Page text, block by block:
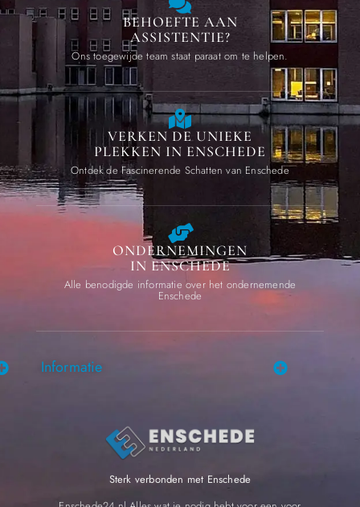
BEHOEFTE AAN
ASSISTENTIE?
Ons toegewijde team staat paraat om te helpen.
VERKEN DE UNIEKE
PLEKKEN IN ENSCHEDE
Ontdek de Fascinerende Schatten van Enschede
ONDERNEMINGEN
IN ENSCHEDE
Alle benodigde informatie over het ondernemende
Enschede
Informatie
Sterk verbonden met Enschede